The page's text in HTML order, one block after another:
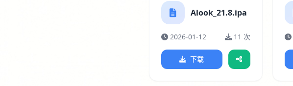
Alook_21.8.ipa
2026-01-12 11 次
下载